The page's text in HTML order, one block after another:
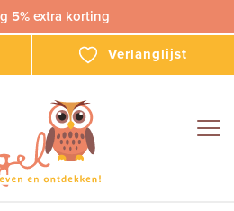
5% extra korting
Verlanglijst